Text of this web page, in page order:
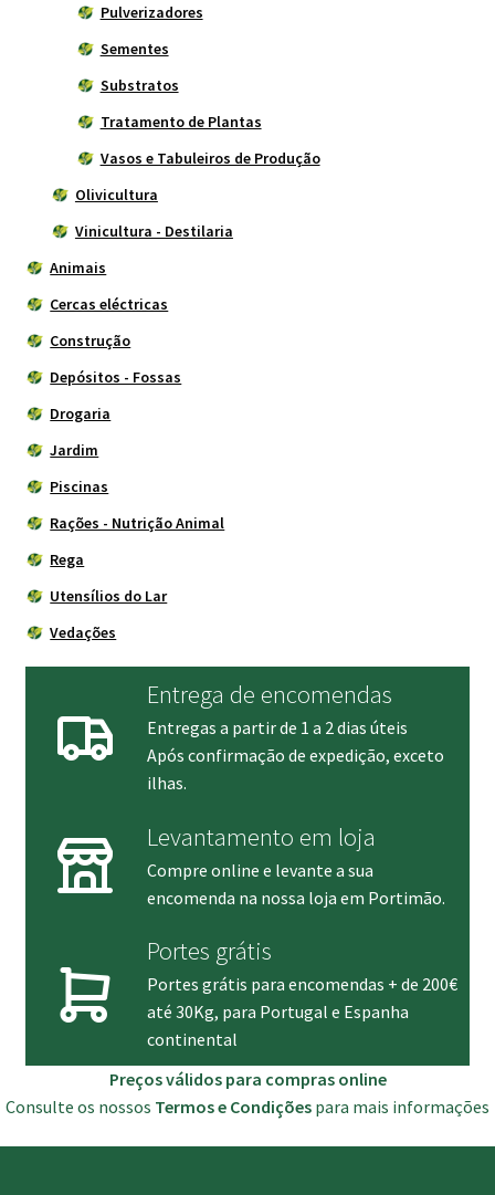
Pulverizadores
Sementes
Substratos
Tratamento de Plantas
Vasos e Tabuleiros de Produção
Olivicultura
Vinicultura - Destilaria
Animais
Cercas eléctricas
Construção
Depósitos - Fossas
Drogaria
Jardim
Piscinas
Rações - Nutrição Animal
Rega
Utensílios do Lar
Vedações
Entrega de encomendas
Entregas a partir de 1 a 2 dias úteis
Após confirmação de expedição, exceto
ilhas.
Levantamento em loja
Compre online e levante a sua
encomenda na nossa loja em Portimão.
Portes grátis
Portes grátis para encomendas + de 200€
até 30Kg, para Portugal e Espanha
continental
Preços válidos para compras online
Consulte os nossos Termos e Condições para mais informações